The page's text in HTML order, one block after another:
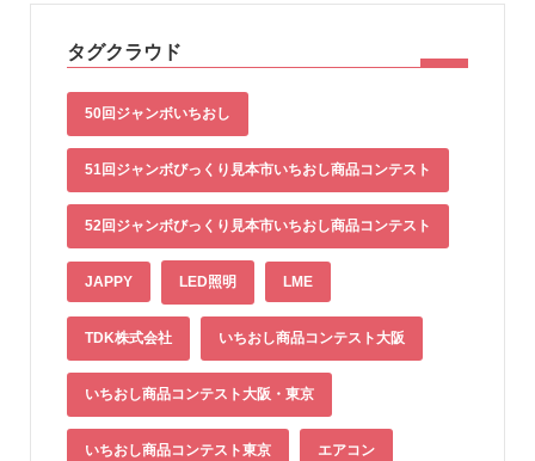
タグクラウド
50回ジャンボいちおし
51回ジャンボびっくり見本市いちおし商品コンテスト
52回ジャンボびっくり見本市いちおし商品コンテスト
JAPPY LED照明 LME
TDK株式会社 いちおし商品コンテスト大阪
いちおし商品コンテスト大阪・東京
いちおし商品コンテスト東京 エアコン